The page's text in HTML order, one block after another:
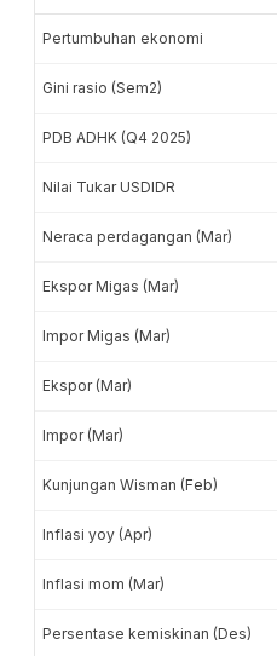
Pertumbuhan ekonomi
Gini rasio (Sem2)
PDB ADHK (Q4 2025)
Nilai Tukar USDIDR
Neraca perdagangan (Mar)
Ekspor Migas (Mar)
Impor Migas (Mar)
Ekspor (Mar)
Impor (Mar)
Kunjungan Wisman (Feb)
Inflasi yoy (Apr)
Inflasi mom (Mar)
Persentase kemiskinan (Des)